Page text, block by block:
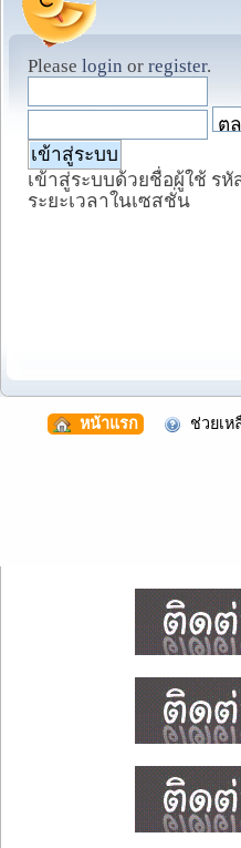
Please login or register.
เข้าสู่ระบบด้วยชื่อผู้ใช้ รหั
ระยะเวลาในเซสชั่น
หน้าแรก ช่วยเห